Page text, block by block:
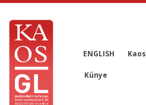
ENGLISH
Künye